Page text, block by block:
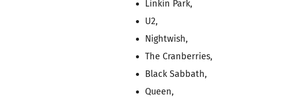
Linkin Park,
U2,
Nightwish,
The Cranberries,
Black Sabbath,
Queen,